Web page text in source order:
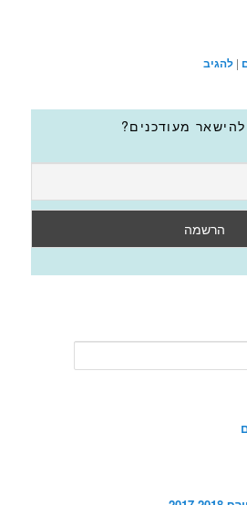
|להגיב
להישאר מעודכנים?